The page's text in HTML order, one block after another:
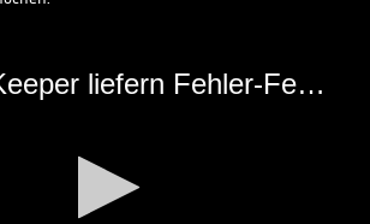
Zwei irre Keeper liefern Fehler-Festival
liefern Fehler-Festival